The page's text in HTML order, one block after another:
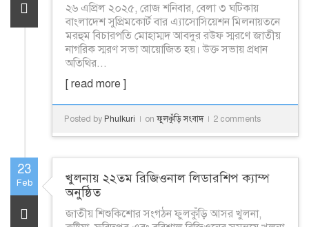
২৬ এপ্রিল ২০২৫, রোজ শনিবার, বেলা ৩ ঘটিকায়
বাংলাদেশ সুপ্রিমকোর্ট বার এ্যাসোসিয়েশন মিলনায়তনে
মরহুম বিচারপতি মোহাম্মদ আবদুর রউফ স্মরণে জাতীয়
নাগরিক স্মরণ সভা আয়োজিত হয়। উক্ত সভায় প্রধান
অতিথির...
[ read more ]
Posted by Phulkuri on ফুলকুঁড়ি সংবাদ 2 comments
23
Feb
খুলনায় ২২তম রিজিওনাল লিডারশিপ ক্যাম্প
অনুষ্ঠিত
জাতীয় শিশুকিশোর সংগঠন ফুলকুঁড়ি আসর খুলনা,